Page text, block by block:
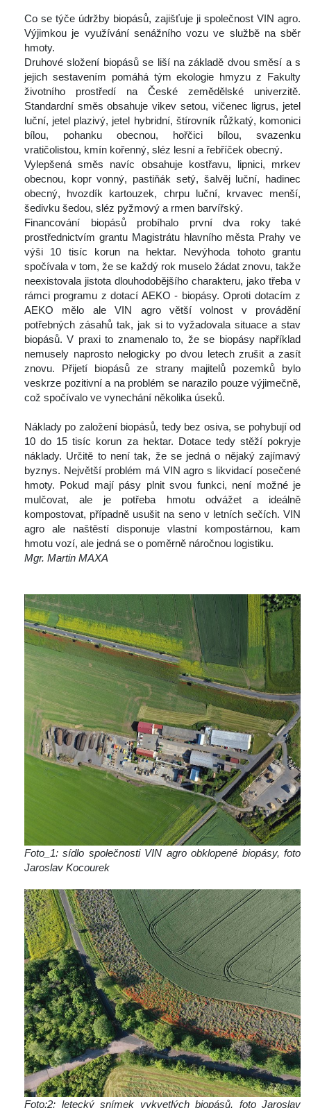
Co se týče údržby biopásů, zajišťuje ji společnost VIN agro.
Výjimkou je využívání senážního vozu ve službě na sběr
hmoty.
Druhové složení biopásů se liší na základě dvou směsí a s
jejich sestavením pomáhá tým ekologie hmyzu z Fakulty
životního prostředí na České zemědělské univerzitě.
Standardní směs obsahuje vikev setou, vičenec ligrus, jetel
luční, jetel plazivý, jetel hybridní, štírovník růžkatý, komonici
bílou, pohanku obecnou, hořčici bílou, svazenku
vratičolistou, kmín kořenný, sléz lesní a řebříček obecný.
Vylepšená směs navíc obsahuje kostřavu, lipnici, mrkev
obecnou, kopr vonný, pastiňák setý, šalvěj luční, hadinec
obecný, hvozdík kartouzek, chrpu luční, krvavec menší,
šedivku šedou, sléz pyžmový a rmen barvířský.
Financování biopásů probíhalo první dva roky také
prostřednictvím grantu Magistrátu hlavního města Prahy ve
výši 10 tisíc korun na hektar. Nevýhoda tohoto grantu
počívala v tom, že se každý rok muselo žádat znovu, takže
neexistovala jistota dlouhodobějšího charakteru, jako třeba v
rámci programu z dotací AEKO - biopásy. Oproti dotacím z
AEKO mělo ale VIN agro větší volnost v provádění
potřebných zásahů tak, jak si to vyžadovala situace a stav
biopásů. V praxi to znamenalo to, že se biopásy například
nemusely naprosto nelogicky po dvou letech zrušit a zasít
znovu. Přijetí biopásů ze strany majitelů pozemků bylo
veskrze pozitivní a na problém se narazilo pouze výjimečně,
což spočívalo ve vynechání několika úseků.
Náklady po založení biopásů, tedy bez osiva, se pohybují od
10 do 15 tisíc korun za hektar. Dotace tedy stěží pokryje
náklady. Určitě to není tak, že se jedná o nějaký zajímavý
byznys. Největší problém má VIN agro s likvidací posečené
hmoty. Pokud mají pásy plnit svou funkci, není možné je
mulčovat, ale je potřeba hmotu odvážet a ideálně
kompostovat, případně usušit na seno v letních sečích. VIN
agro ale naštěstí disponuje vlastní kompostárnou, kam
hmotu vozí, ale jedná se o poměrně náročnou logistiku.
Mgr. Martin MAXA
Foto_1: sídlo společnosti VIN agro obklopené biopásy, foto
Jaroslav Kocourek
Foto:2: letecký snímek vykvetlých biopásů, foto Jaroslav